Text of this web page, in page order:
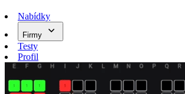
Nabídky
Firmy
Testy
Profil